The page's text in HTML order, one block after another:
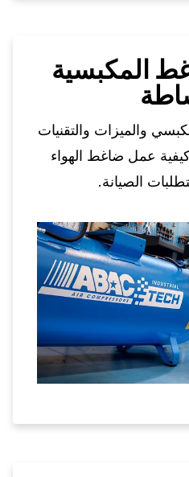
المكبسية
والميزات والتقنيات
عمل ضاغط الهواء
الصيانة.